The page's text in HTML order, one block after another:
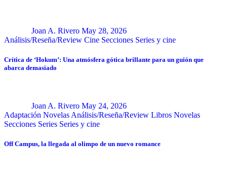
Joan A. Rivero May 28, 2026
Análisis/Reseña/Review Cine Secciones Series y cine
Crítica de ‘Hokum’: Una atmósfera gótica brillante para un guión que
abarca demasiado
Joan A. Rivero May 24, 2026
Adaptación Novelas Análisis/Reseña/Review Libros Novelas
Secciones Series Series y cine
Off Campus, la llegada al olimpo de un nuevo romance